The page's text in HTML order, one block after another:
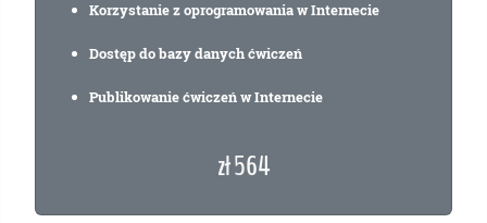
Korzystanie z oprogramowania w Internecie
Dostęp do bazy danych ćwiczeń
Publikowanie ćwiczeń w Internecie
zł 564